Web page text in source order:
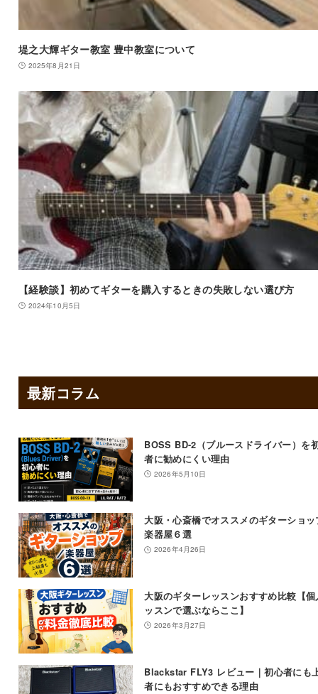
堤之大輝ギター教室 豊中教室について
2025年8月21日
【経験談】初めてギターを購入するときの失敗しない選び方
2024年10月5日
最新コラム
BOSS BD-2（ブルースドライバー）を
者に勧めにくい理由
2026年5月10日
大阪・心斎橋でオススメのギターショッ
楽器屋６選
2026年4月26日
大阪のギターレッスンおすすめ比較【個
ッスンで選ぶならここ】
2026年3月27日
Blackstar FLY3 レビュー｜初心者にも
者にもおすすめできる理由